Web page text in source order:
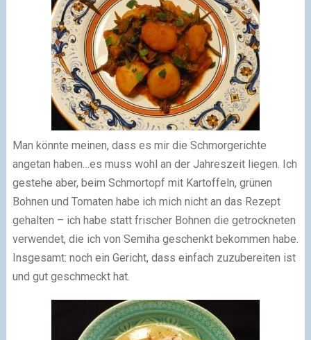
Man könnte meinen, dass es mir die Schmorgerichte
angetan haben…es muss wohl an der Jahreszeit liegen. Ich
gestehe aber, beim Schmortopf mit Kartoffeln, grünen
Bohnen und Tomaten habe ich mich nicht an das Rezept
gehalten – ich habe statt frischer Bohnen die getrockneten
verwendet, die ich von Semiha geschenkt bekommen habe.
Insgesamt: noch ein Gericht, dass einfach zuzubereiten ist
und gut geschmeckt hat.